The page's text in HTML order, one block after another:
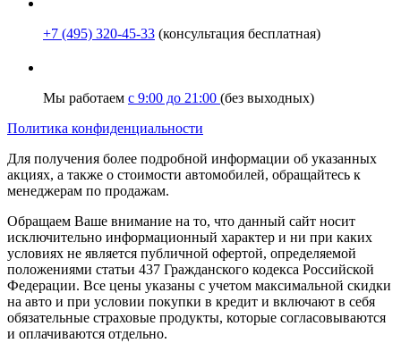
+7 (495) 320-45-33 (консультация бесплатная)
Мы работаем с 9:00 до 21:00 (без выходных)
Политика конфиденциальности
Для получения более подробной информации об указанных
акциях, а также о стоимости автомобилей, обращайтесь к
менеджерам по продажам.
Обращаем Ваше внимание на то, что данный сайт носит
исключительно информационный характер и ни при каких
условиях не является публичной офертой, определяемой
положениями статьи 437 Гражданского кодекса Российской
Федерации. Все цены указаны с учетом максимальной скидки
на авто и при условии покупки в кредит и включают в себя
обязательные страховые продукты, которые согласовываются
и оплачиваются отдельно.